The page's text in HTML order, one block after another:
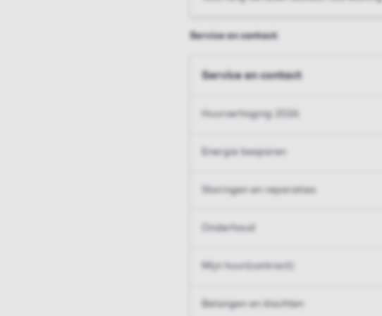
Service en contact
Service en contact
Huurverhoging 2026
Energie besparen
Storingen en reparaties
Onderhoud
Mijn huur(contract)
Belangen en klachten